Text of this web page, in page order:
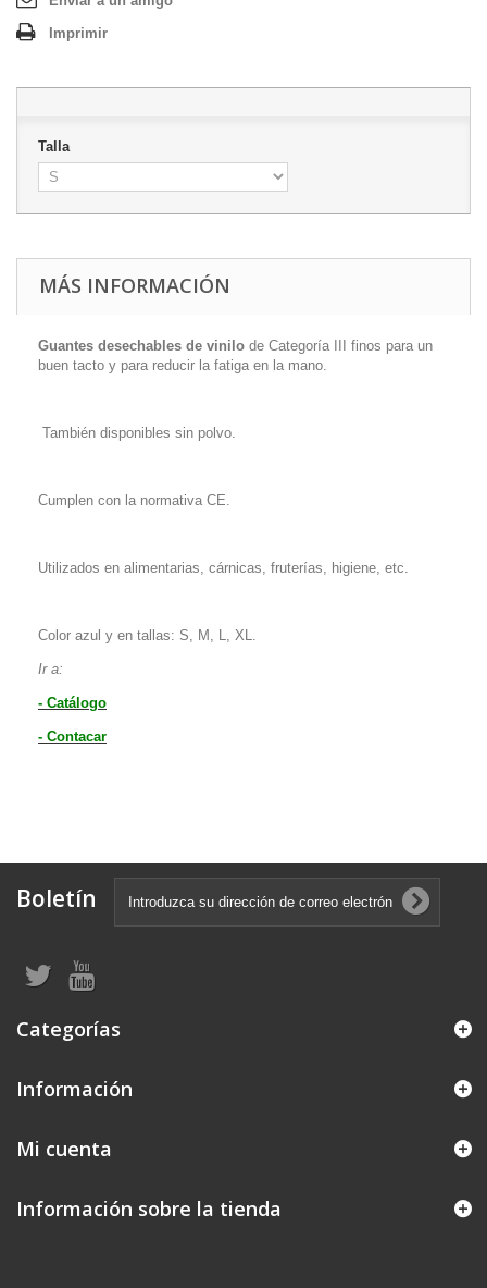
Imprimir
Talla
MÁS INFORMACIÓN
Guantes desechables de vinilo de Categoría III finos para un
buen tacto y para reducir la fatiga en la mano.
También disponibles sin polvo.
Cumplen con la normativa CE.
Utilizados en alimentarias, cárnicas, fruterías, higiene, etc.
Color azul y en tallas: S, M, L, XL.
Ir a:
- Catálogo
- Contacar
Boletín
Categorías
Información
Mi cuenta
Información sobre la tienda